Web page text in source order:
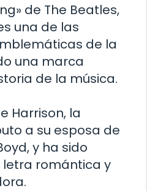
de The Beatles,
una de las
de la
una marca
de la música.
Harrison, la
a su esposa de
y ha sido
romántica y